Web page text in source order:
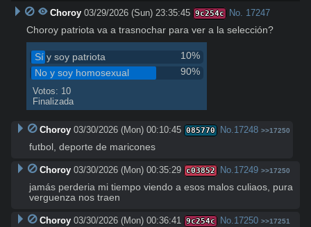
Choroy 03/29/2026 (Sun) 23:35:45 9c254c No. 17247
Choroy patriota va a trasnochar para ver a la selección?
10%
Sí y soy patriota
90%
No y soy homosexual
Votos: 10
Finalizada
Choroy 03/30/2026 (Mon) 00:10:45 085770 No.17248 >>17250
futbol, deporte de maricones
Choroy 03/30/2026 (Mon) 00:35:29 c03852 No.17249 >>17250
jamás perderia mi tiempo viendo a esos malos culiaos, pura
verguenza nos traen
Choroy 03/30/2026 (Mon) 00:36:41 9c254c No.17250 >>17251